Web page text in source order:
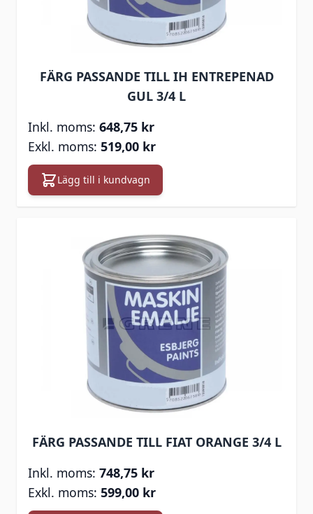
FÄRG PASSANDE TILL IH ENTREPENAD
GUL 3/4 L
648,75 kr
519,00 kr
Lägg till i kundvagn
FÄRG PASSANDE TILL FIAT ORANGE 3/4 L
748,75 kr
599,00 kr